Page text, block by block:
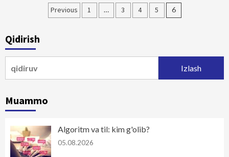
Maqolalar
Previous 1 … 3 4 5 6
Qidirish
Muammo
Algoritm va til: kim g'olib?
05.08.2026